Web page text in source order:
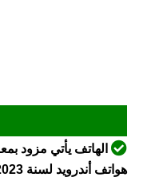
الهاتف يأتي مزود
هواتف أندرويد لسنة 2023 بدون منازع